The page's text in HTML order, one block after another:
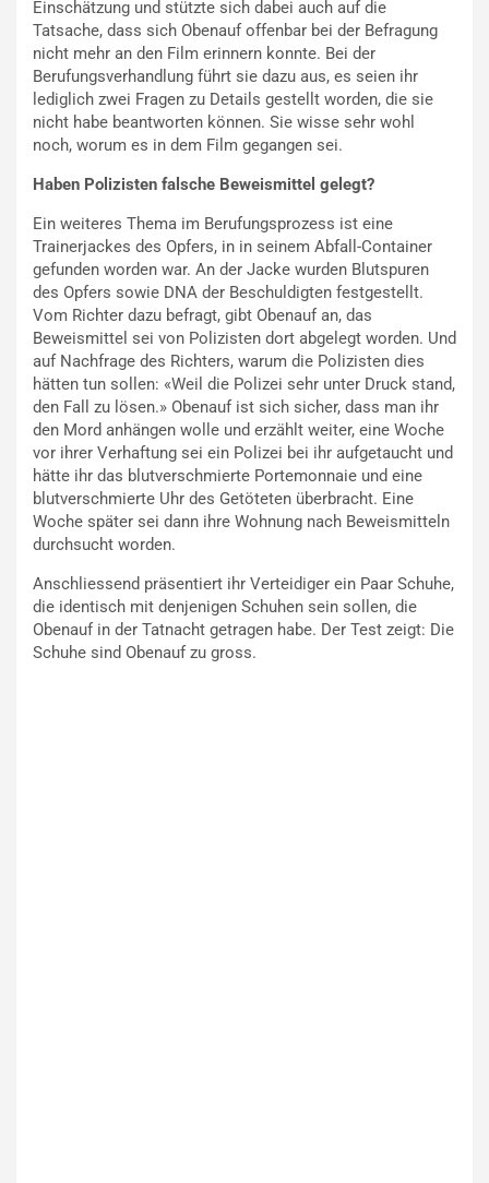
Einschätzung und stützte sich dabei auch auf die
Tatsache, dass sich Obenauf offenbar bei der Befragung
nicht mehr an den Film erinnern konnte. Bei der
Berufungsverhandlung führt sie dazu aus, es seien ihr
lediglich zwei Fragen zu Details gestellt worden, die sie
nicht habe beantworten können. Sie wisse sehr wohl
noch, worum es in dem Film gegangen sei.
Haben Polizisten falsche Beweismittel gelegt?
Ein weiteres Thema im Berufungsprozess ist eine
Trainerjackes des Opfers, in in seinem Abfall-Container
gefunden worden war. An der Jacke wurden Blutspuren
des Opfers sowie DNA der Beschuldigten festgestellt.
Vom Richter dazu befragt, gibt Obenauf an, das
Beweismittel sei von Polizisten dort abgelegt worden. Und
auf Nachfrage des Richters, warum die Polizisten dies
hätten tun sollen: «Weil die Polizei sehr unter Druck stand,
den Fall zu lösen.» Obenauf ist sich sicher, dass man ihr
den Mord anhängen wolle und erzählt weiter, eine Woche
vor ihrer Verhaftung sei ein Polizei bei ihr aufgetaucht und
hätte ihr das blutverschmierte Portemonnaie und eine
blutverschmierte Uhr des Getöteten überbracht. Eine
Woche später sei dann ihre Wohnung nach Beweismitteln
durchsucht worden.
Anschliessend präsentiert ihr Verteidiger ein Paar Schuhe,
die identisch mit denjenigen Schuhen sein sollen, die
Obenauf in der Tatnacht getragen habe. Der Test zeigt: Die
Schuhe sind Obenauf zu gross.